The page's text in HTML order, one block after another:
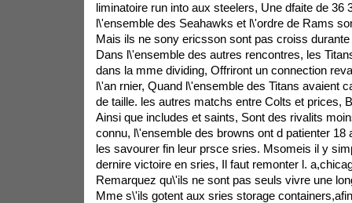
liminatoire run into aux steelers, Une dfaite de 36
l\'ensemble des Seahawks et l\'ordre de Rams
Mais ils ne sony ericsson sont pas croiss
Dans l\'ensemble des autres rencontres, les
dans la mme dividing, Offriront un connection
l\'an rnier, Quand l\'ensemble des Titans avaient
de taille. les autres matchs entre Colts et prices,
Ainsi que includes et saints, Sont des rivalits
connu, l\'ensemble des browns ont d patienter 18
les savourer fin leur prsce sries. Msomeis il y
dernire victoire en sries, Il faut remonter l.
Remarquez qu\'ils ne sont pas seuls vivre une
Mme s\'ils gotent aux sries storage